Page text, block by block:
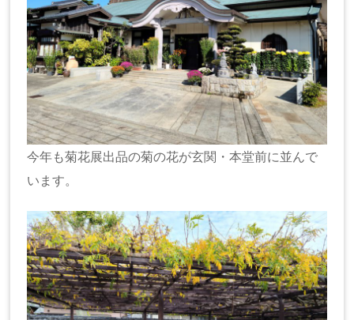
今年も菊花展出品の菊の花が玄関・本堂前に並んで
います。